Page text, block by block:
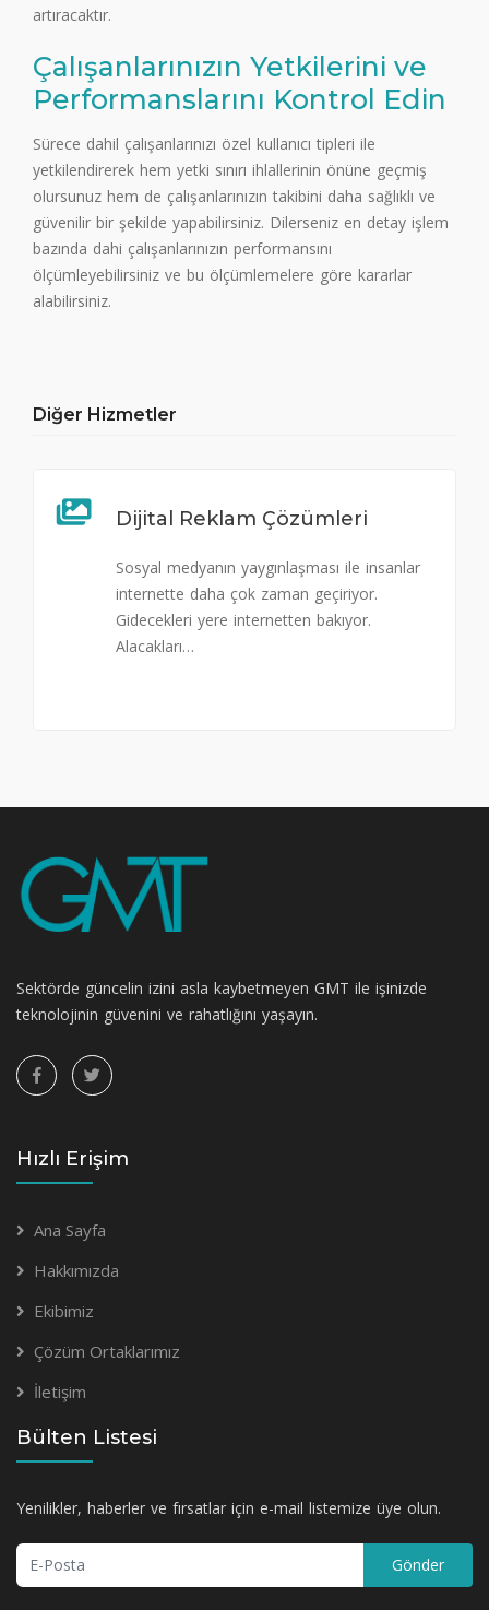
artıracaktır.
Çalışanlarınızın Yetkilerini ve
Performanslarını Kontrol Edin
Sürece dahil çalışanlarınızı özel kullanıcı tipleri ile
yetkilendirerek hem yetki sınırı ihlallerinin önüne geçmiş
olursunuz hem de çalışanlarınızın takibini daha sağlıklı ve
güvenilir bir şekilde yapabilirsiniz. Dilerseniz en detay işlem
bazında dahi çalışanlarınızın performansını
ölçümleyebilirsiniz ve bu ölçümlemelere göre kararlar
alabilirsiniz.
Diğer Hizmetler
Dijital Reklam Çözümleri
Sosyal medyanın yaygınlaşması ile insanlar
internette daha çok zaman geçiriyor.
Gidecekleri yere internetten bakıyor.
Alacakları…
Sektörde güncelin izini asla kaybetmeyen GMT ile işinizde
teknolojinin güvenini ve rahatlığını yaşayın.
Hızlı Erişim
Ana Sayfa
Hakkımızda
Ekibimiz
Çözüm Ortaklarımız
İletişim
Bülten Listesi
Yenilikler, haberler ve fırsatlar için e-mail listemize üye olun.
Gönder